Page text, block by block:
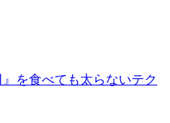
を食べても太らないテク